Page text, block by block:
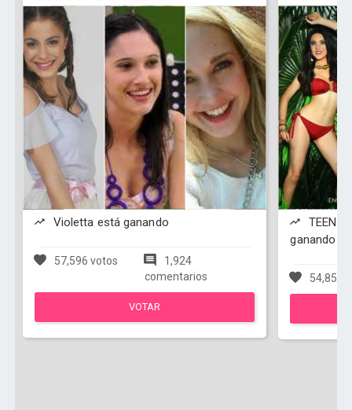
Violetta está ganando
57,596 votos
1,924
comentarios
VOTAR
TEEN
ganando
54,857